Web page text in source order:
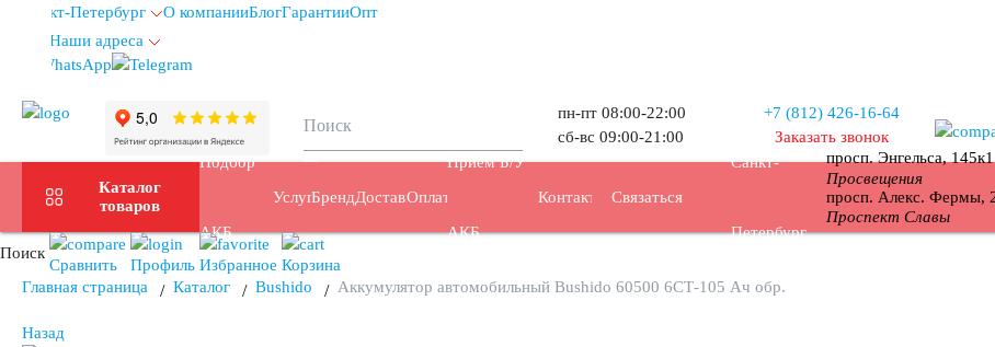
Санкт-Петербург О компанииБлогГарантииОпт
Наши адреса
пн-пт 08:00-22:00
сб-вс 09:00-21:00
+7 (812) 426-16-64
Заказать звонок
Каталог
товаров
Подбор
АКБ
УслугиБрендыДоставкаОплата
Прием Б/У
АКБ
Контакты Связаться
Санкт-
Петербург
просп. Энгельса, 145к1
Просвещения
просп. Алекс. Фермы,
Проспект Славы
Поиск
Сравнить Профиль Избранное Корзина
Главная страница
Каталог Bushido Аккумулятор автомобильный Bushido 60500 6СТ-105 Ач обр.
Назад